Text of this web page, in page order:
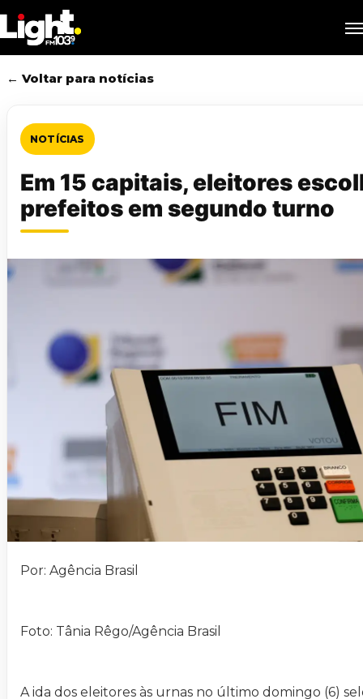
to
main
content
← Voltar para notícias
NOTÍCIAS
Em 15 capitais, eleitores
prefeitos em segundo turno
Por: Agência Brasil
Foto: Tânia Rêgo/Agência Brasil
A ida dos eleitores às urnas no último domingo (6)